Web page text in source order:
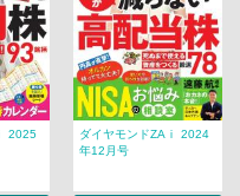
2025
ダイヤモンドZAｉ 2024
年12月号